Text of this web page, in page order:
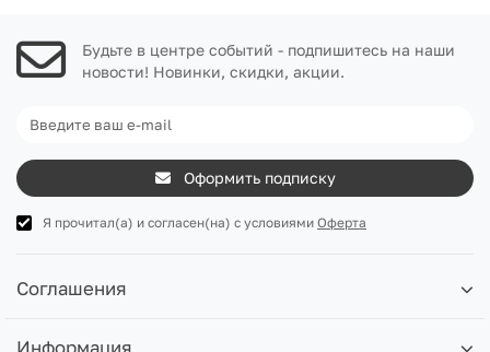
Будьте в центре событий - подпишитесь на наши
новости! Новинки, скидки, акции.
Оформить подписку
Я прочитал(а) и согласен(на) с условиями Оферта
Соглашения
Информация